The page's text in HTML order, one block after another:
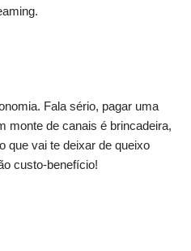
Fala sério, pagar uma
monte de canais é brincadeira,
que vai te deixar de queixo
custo-benefício!